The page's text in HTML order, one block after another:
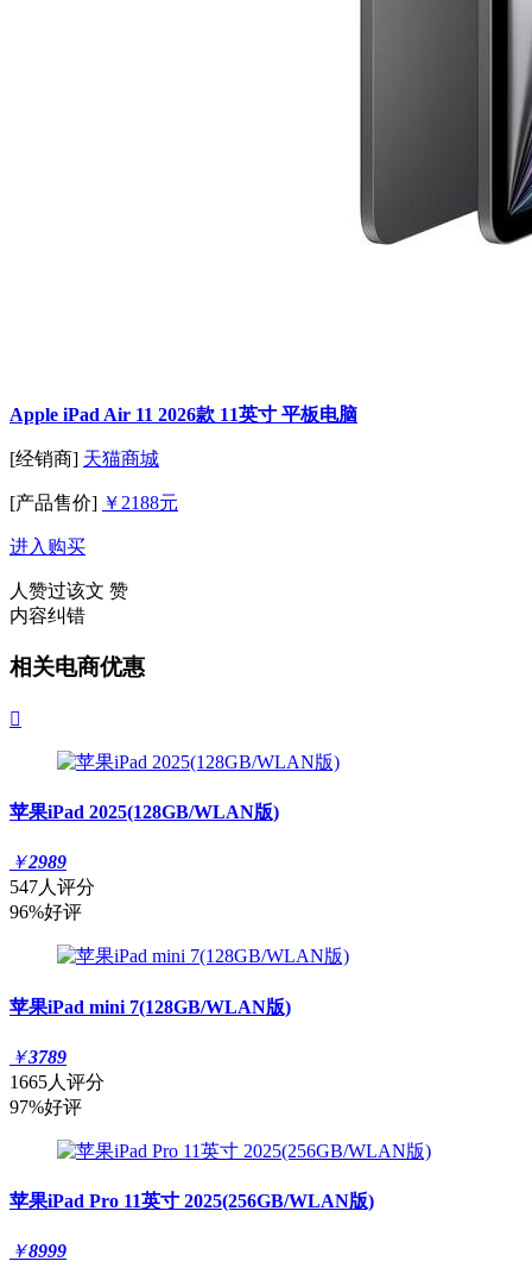
Apple iPad Air 11 2026款 11英寸 平板电脑
[经销商] 天猫商城
[产品售价] ￥2188元
进入购买
人赞过该文 赞
内容纠错
相关电商优惠

苹果iPad 2025(128GB/WLAN版)
￥2989
547人评分
96%好评
苹果iPad mini 7(128GB/WLAN版)
￥3789
1665人评分
97%好评
苹果iPad Pro 11英寸 2025(256GB/WLAN版)
￥8999